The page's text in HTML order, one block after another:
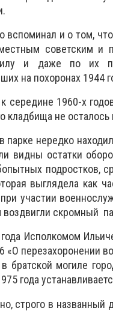
вспоминал и о том,
советским и
и даже по их
на похоронах 1944
середине 1960-х
кладбища не осталось
парке нередко
видны остатки
подростков,
выглядела как
участии
воздвигли скромный
Исполкомом
перезахоронении
братской могиле
года
строго в названный